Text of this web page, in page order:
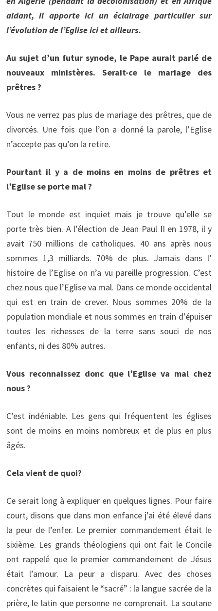
aidant, il apporte ici un éclairage particulier sur
l’évolution de l’Eglise ici et ailleurs.
Au sujet d’un futur synode, le Pape aurait parlé de
nouveaux ministères. Serait-ce le mariage des
prêtres ?
Vous ne verrez pas plus de mariage des prêtres, que de
divorcés. Une fois que l’on a donné la parole, l’Eglise
n’accepte pas qu’on la retire.
Pourtant il y a de moins en moins de prêtres et
l’Eglise se porte mal ?
Tout le monde est inquiet mais je trouve qu’elle se
porte très bien. A l’élection de Jean Paul II en 1978, il y
avait 750 millions de catholiques. 40 ans après nous
sommes 1,3 milliards. 70% de plus. Jamais dans l’
histoire de l’Eglise on n’a vu pareille progression. C’est
chez nous que l’Eglise va mal. Dans ce monde occidental
qui est en train de crever. Nous sommes 20% de la
population mondiale et nous sommes en train d’épuiser
toutes les richesses de la terre sans souci de nos
enfants, ni des 80% autres.
Vous reconnaissez donc que l’Eglise va mal chez
nous ?
C’est indéniable. Les gens qui fréquentent les églises
sont de moins en moins nombreux et de plus en plus
âgés.
Cela vient de quoi?
Ce serait long à expliquer en quelques lignes. Pour faire
court, disons que dans mon enfance j’ai été élevé dans
la peur de l’enfer. Le premier commandement était le
sixième. Les grands théologiens qui ont fait le Concile
ont rappelé que le premier commandement de Jésus
était l’amour. La peur a disparu. Avec des choses
concrètes qui faisaient le “sacré” : la langue sacrée de la
prière, le latin que personne ne comprenait. La soutane